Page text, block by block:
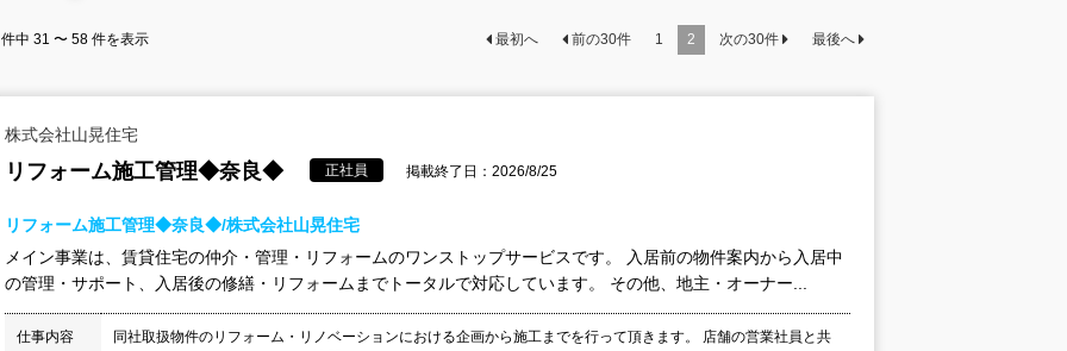
件中 31 〜 58 件を表示 最初へ 前の30件 1 2 次の30件 最後へ
株式会社山晃住宅
リフォーム施工管理◆奈良◆ 正社員 掲載終了日：2026/8/25
リフォーム施工管理◆奈良◆/株式会社山晃住宅
メイン事業は、賃貸住宅の仲介・管理・リフォームのワンストップサービスです。 入居前の物件案内から入居中
の管理・サポート、入居後の修繕・リフォームまでトータルで対応しています。 その他、地主・オーナー...
仕事内容
同社取扱物件のリフォーム・リノベーションにおける企画から施工までを行って頂きます。 店舗の営業社員と共